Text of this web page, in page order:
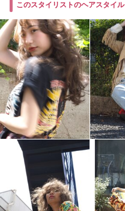
このスタイリストのヘアスタイル